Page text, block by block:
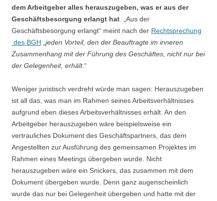
dem Arbeitgeber alles herauszugeben, was er aus der
Geschäftsbesorgung erlangt hat . „Aus der
Geschäftsbesorgung erlangt“ meint nach der Rechtsprechung
des BGH
jeden Vorteil, den der Beauftragte im inneren
Zusammenhang mit der Führung des Geschäftes, nicht nur bei
der Gelegenheit, erhält.“
Weniger juristisch verdreht würde man sagen: Herauszugeben
ist all das, was man im Rahmen seines Arbeitsverhältnisses
aufgrund eben dieses Arbeitsverhältnisses erhält. An den
Arbeitgeber herauszugeben wäre beispielsweise ein
vertrauliches Dokument des Geschäftspartners, das dem
Angestellten zur Ausführung des gemeinsamen Projektes im
Rahmen eines Meetings übergeben wurde. Nicht
herauszugeben wäre ein Snickers, das zusammen mit dem
Dokument übergeben wurde. Denn ganz augenscheinlich
wurde das nur bei Gelegenheit übergeben und hatte mit der